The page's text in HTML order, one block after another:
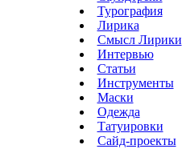
Турография
Лирика
Смысл Лирики
Интервью
Статьи
Инструменты
Маски
Одежда
Татуировки
Сайд-проекты